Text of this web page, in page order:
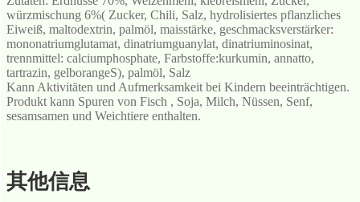
würzmischung 6%( Zucker, Chili, Salz, hydrolisiertes pflanzliches
Eiweiß, maltodextrin, palmöl, maisstärke, geschmacksverstärker:
mononatriumglutamat, dinatriumguanylat, dinatriuminosinat,
trennmittel: calciumphosphate, Farbstoffe:kurkumin, annatto,
tartrazin, gelborangeS), palmöl, Salz
Kann Aktivitäten und Aufmerksamkeit bei Kindern beeinträchtigen.
Produkt kann Spuren von Fisch , Soja, Milch, Nüssen, Senf,
sesamsamen und Weichtiere enthalten.
其他信息